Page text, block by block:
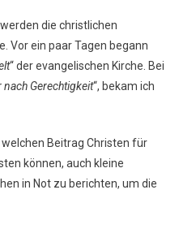
die christlichen
Vor ein paar Tagen begann
“ der evangelischen Kirche. Bei
nach Gerechtigkeit“, bekam ich
Beitrag Christen für
können, auch kleine
in Not zu berichten, um die